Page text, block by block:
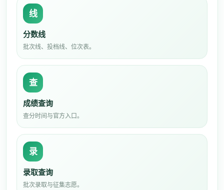
线
分数线
批次线、投档线、位次表。
查
成绩查询
查分时间与官方入口。
录
录取查询
批次录取与征集志愿。